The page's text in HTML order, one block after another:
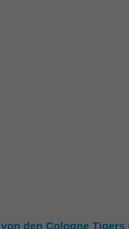
den Cologne